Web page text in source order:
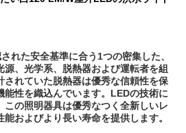
れた安全基準に合う1つの密集した、
、光学系、脱熱器および運転者を組
されていた脱熱器は優秀な信頼性を保
能性を織込んでいます。LEDの技術に
この照明器具は優秀なつく全新しいレ
およびより長い寿命を提供します。